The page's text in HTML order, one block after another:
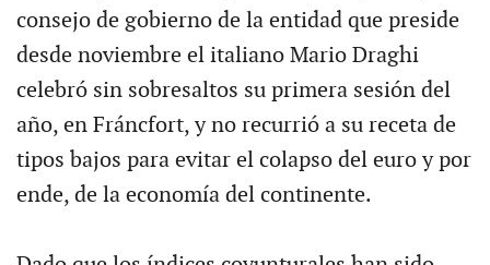
consejo de gobierno de la entidad que preside
desde noviembre el italiano Mario Draghi
celebró sin sobresaltos su primera sesión del
año, en Fráncfort, y no recurrió a su receta de
tipos bajos para evitar el colapso del euro y por
ende, de la economía del continente.